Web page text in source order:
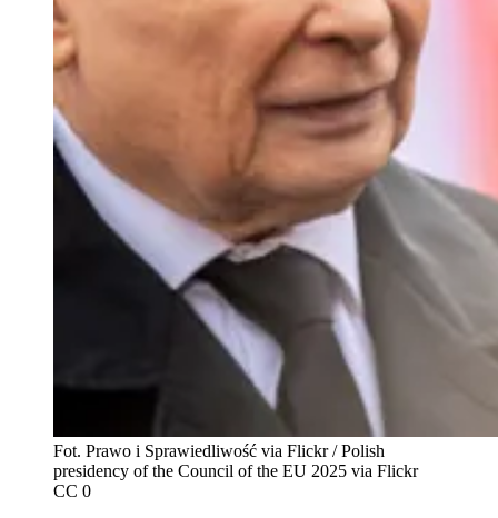
Fot. Prawo i Sprawiedliwość via Flickr / Polish
presidency of the Council of the EU 2025 via Flickr
CC 0